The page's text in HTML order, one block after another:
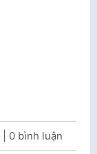
| 0 bình luận